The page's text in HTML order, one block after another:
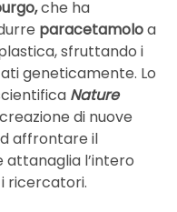
che ha
paracetamoloa
sfruttando i
geneticamente. Lo
Nature
di nuove
affrontare il
attanaglia l’intero
ricercatori.